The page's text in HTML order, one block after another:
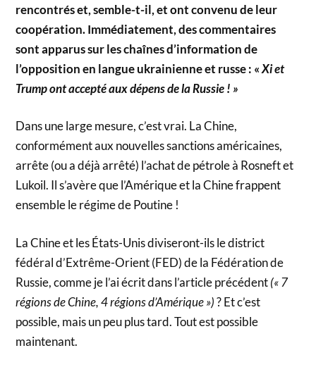
rencontrés et, semble-t-il, et ont convenu de leur
coopération. Immédiatement, des commentaires
sont apparus sur les chaînes d’information de
l’opposition en langue ukrainienne et russe : «Xi et
Trump ont accepté aux dépens de la Russie ! »
Dans une large mesure, c’est vrai. La Chine,
conformément aux nouvelles sanctions américaines,
arrête (ou a déjà arrêté) l’achat de pétrole à Rosneft et
Lukoil. Il s’avère que l’Amérique et la Chine frappent
ensemble le régime de Poutine !
La Chine et les États-Unis diviseront-ils le district
fédéral d’Extrême-Orient (FED) de la Fédération de
Russie, comme je l’ai écrit dans l’article précédent(« 7
régions de Chine, 4 régions d’Amérique »)? Et c’est
possible, mais un peu plus tard. Tout est possible
maintenant.